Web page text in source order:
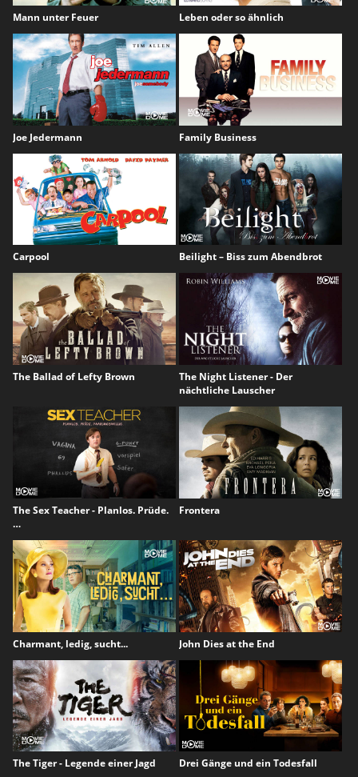
Mann unter Feuer Leben oder so ähnlich
Joe Jedermann Family Business
Carpool Beilight – Biss zum Abendbrot
The Ballad of Lefty Brown
The Night Listener - Der
nächtliche Lauscher
The Sex Teacher - Planlos. Prüde.
…
Frontera
Charmant, ledig, sucht... John Dies at the End
The Tiger - Legende einer Jagd Drei Gänge und ein Todesfall